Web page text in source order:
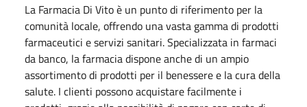
La Farmacia Di Vito è un punto di riferimento per la
comunità locale, offrendo una vasta gamma di prodotti
farmaceutici e servizi sanitari. Specializzata in farmaci
da banco, la farmacia dispone anche di un ampio
assortimento di prodotti per il benessere e la cura della
salute. I clienti possono acquistare facilmente i